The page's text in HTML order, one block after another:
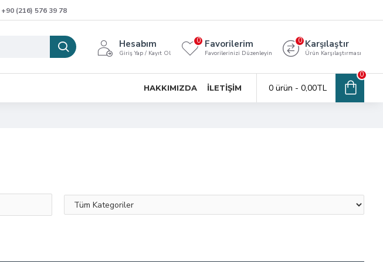
(216) 576 39 78
Hesabım
Giriş Yap / Kayıt Ol
Favorilerim
Favorilerinizi Düzenleyin
0 Karşılaştır
Ürün Karşılaştırması
0
HAKKIMIZDA İLETIŞIM 0 ürün - 0,00TL
0